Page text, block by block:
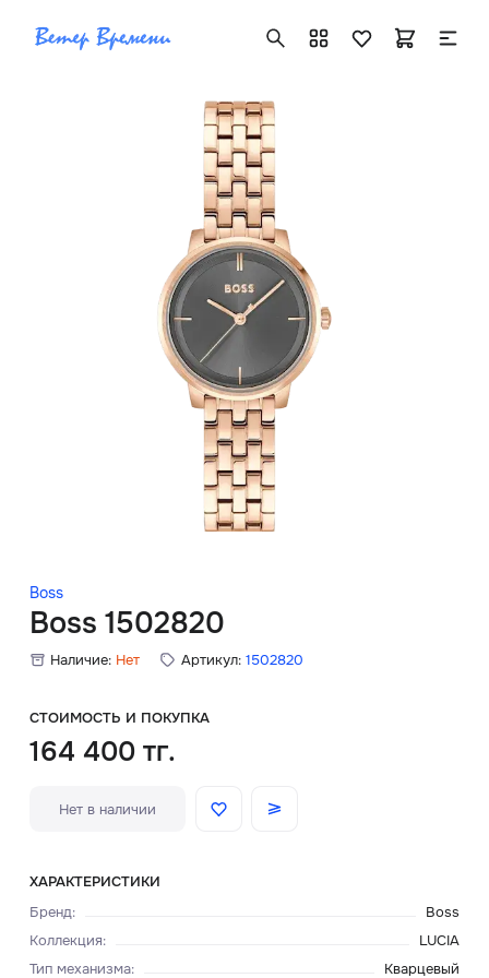
Boss
Boss 1502820
Наличие: Нет Артикул: 1502820
СТОИМОСТЬ И ПОКУПКА
164 400 тг.
Нет в наличии
ХАРАКТЕРИСТИКИ
Бренд:
Boss
Коллекция:
LUCIA
Тип механизма: Кварцевый
Авторизация
Каталог
Мужские часы
Женские часы
Скидки
Главная
О нас
Доставка и оплата